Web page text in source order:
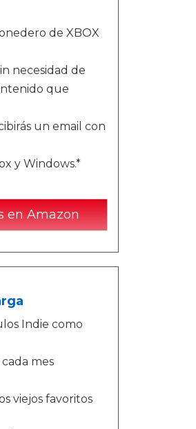
de XBOX
necesidad de
que
un email con
y Windows.*
en Amazon
Indie como
mes
viejos favoritos